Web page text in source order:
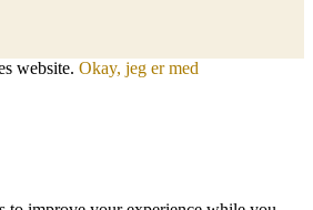
website. Okay, jeg er med